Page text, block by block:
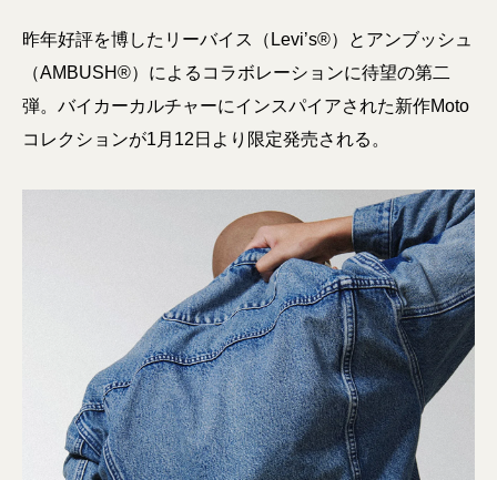
昨年好評を博したリーバイス（Levi’s®）とアンブッシュ
（AMBUSH®）によるコラボレーションに待望の第二
弾。バイカーカルチャーにインスパイアされた新作Moto
コレクションが1月12日より限定発売される。